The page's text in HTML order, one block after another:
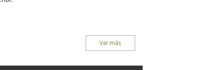
Ver más